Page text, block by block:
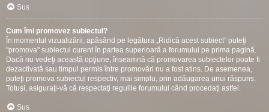
Sus
Cum îmi promovez subiectul?
În momentul vizualizării, apăsând pe legătura „Ridică acest subiect” puteţi
"promova" subiectul curent în partea superioară a forumului pe prima pagină.
Dacă nu vedeţi această opţiune, înseamnă că promovarea subiectelor poate fi
dezactivată sau timpul permis între promovări nu a fost atins. De asemenea,
puteţi promova subiectul respectiv, mai simplu, prin adăugarea unui răspuns.
Totuşi, asiguraţi-vă că respectaţi regulile forumului când procedaţi astfel.
Sus